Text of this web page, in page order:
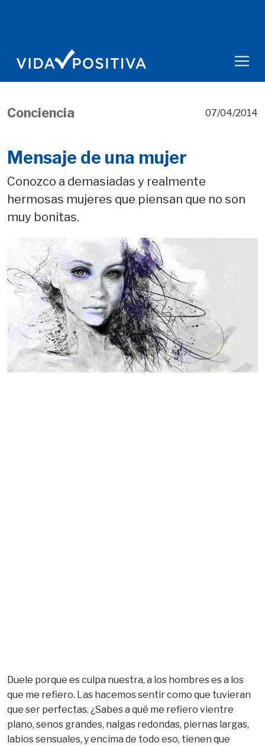
Conciencia 07/04/2014
Mensaje de una mujer
Conozco a demasiadas y realmente
hermosas mujeres que piensan que no son
muy bonitas.
Duele porque es culpa nuestra, a los hombres es a los
que me refiero. Las hacemos sentir como que tuvieran
que ser perfectas. ¿Sabes a qué me refiero vientre
plano, senos grandes, nalgas redondas, piernas largas,
labios sensuales, y encima de todo eso, tienen que